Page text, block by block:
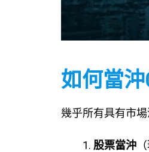
如何當
幾乎所有具有市
股票當沖